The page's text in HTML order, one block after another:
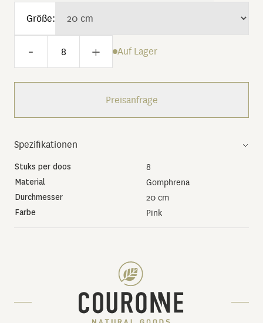
Größe:
- + Auf Lager
Preisanfrage
Spezifikationen
Stuks per doos 8
Material Gomphrena
Durchmesser 20 cm
Farbe Pink